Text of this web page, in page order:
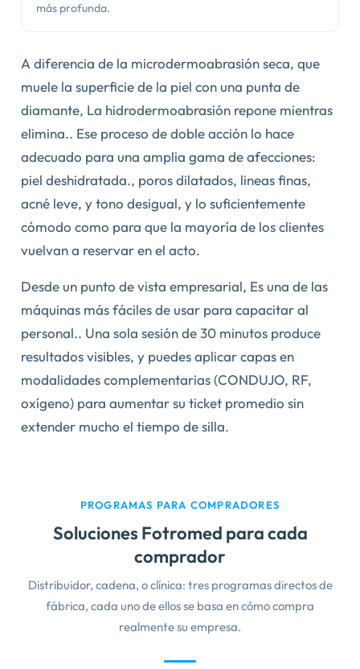
más profunda.
A diferencia de la microdermoabrasión seca, que
muele la superficie de la piel con una punta de
diamante, La hidrodermoabrasión repone mientras
elimina.. Ese proceso de doble acción lo hace
adecuado para una amplia gama de afecciones:
piel deshidratada., poros dilatados, lineas finas,
acné leve, y tono desigual, y lo suficientemente
cómodo como para que la mayoría de los clientes
vuelvan a reservar en el acto.
Desde un punto de vista empresarial, Es una de las
máquinas más fáciles de usar para capacitar al
personal.. Una sola sesión de 30 minutos produce
resultados visibles, y puedes aplicar capas en
modalidades complementarias (CONDUJO, RF,
oxígeno) para aumentar su ticket promedio sin
extender mucho el tiempo de silla.
PROGRAMAS PARA COMPRADORES
Soluciones Fotromed para cada
comprador
Distribuidor, cadena, o clínica: tres programas directos de
fábrica, cada uno de ellos se basa en cómo compra
realmente su empresa.